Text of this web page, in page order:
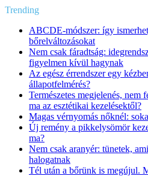
Trending
ABCDE‑módszer: így
bőrelváltozásokat
Nem csak fáradtság:
figyelmen kívül hagynak
Az egész érrendszer egy
állapotfelmérés?
Természetes megjelenés,
ma az esztétikai kezelésektől?
Magas vérnyomás nőknél:
Új remény a pikkelysömör
ma?
Nem csak aranyér: tünetek,
halogatnak
Tél után a bőrünk is megújul.